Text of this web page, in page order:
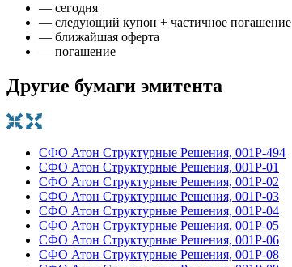
— сегодня
— следующий купон + частичное погашение
— ближайшая оферта
— погашение
Другие бумаги эмитента
СФО Атон Структурные Решения, 001P-494
СФО Атон Структурные Решения, 001Р-01
СФО Атон Структурные Решения, 001Р-02
СФО Атон Структурные Решения, 001Р-03
СФО Атон Структурные Решения, 001Р-04
СФО Атон Структурные Решения, 001Р-05
СФО Атон Структурные Решения, 001Р-06
СФО Атон Структурные Решения, 001Р-08